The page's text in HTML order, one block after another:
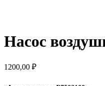
Насос
1200,00 ₽